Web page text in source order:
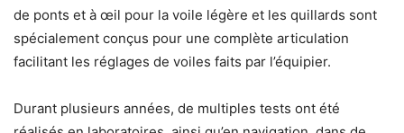
de ponts et à œil pour la voile légère et les quillards sont
spécialement conçus pour une complète articulation
facilitant les réglages de voiles faits par l’équipier.
Durant plusieurs années, de multiples tests ont été